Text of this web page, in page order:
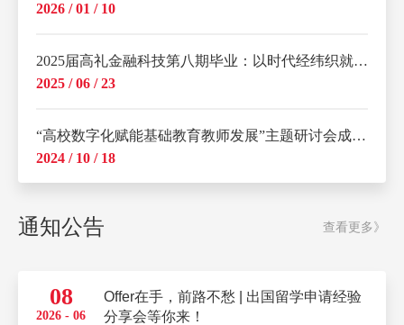
2026 / 01 / 10
2025届高礼金融科技第八期毕业：以时代经纬织就青春华章
2025 / 06 / 23
“高校数字化赋能基础教育教师发展”主题研讨会成功举办
2024 / 10 / 18
通知公告 查看更多》
08
2026 - 06
Offer在手，前路不愁 | 出国留学申请经验
分享会等你来！